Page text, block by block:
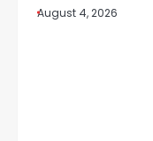
August 4, 2026